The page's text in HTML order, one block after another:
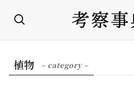
植物 – category –